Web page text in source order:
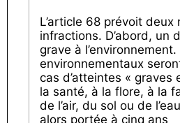
L’article 68 prévoit deux
infractions. D’abord, un
grave à
environnementaux
cas d’atteintes « graves
la santé, à la flore, à la
de l’air, du sol ou de
alors portée à cinq ans